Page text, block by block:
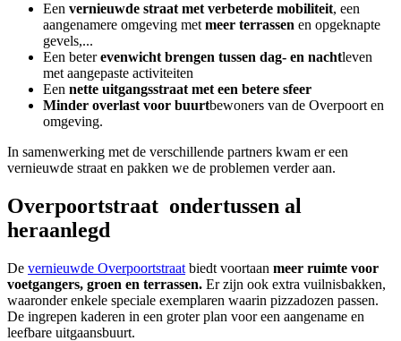
Een vernieuwde straat met verbeterde mobiliteit, een
aangenamere omgeving met meer terrassen en opgeknapte
gevels,...
Een beterevenwicht brengen tussen dag- en nachtleven
met aangepaste activiteiten
Een nette uitgangsstraat met een betere sfeer
Minder overlast voor buurtbewoners van de Overpoort en
omgeving.
In samenwerking met de verschillende partners kwam er een
vernieuwde straat en pakken we de problemen verder aan.
Overpoortstraat ondertussen al
heraanlegd
De vernieuwde Overpoortstraat biedt voortaan meer ruimte voor
voetgangers, groen en terrassen. Er zijn ook extra vuilnisbakken,
waaronder enkele speciale exemplaren waarin pizzadozen passen.
De ingrepen kaderen in een groter plan voor een aangename en
leefbare uitgaansbuurt.